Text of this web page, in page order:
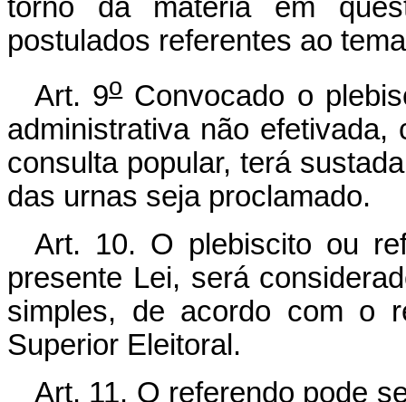
torno da matéria em
postulados referentes ao
Art. 9oConvocado o
administrativa não
consulta popular, terá
das urnas seja proclamado.
Art. 10. O plebiscito ou
presente Lei, será
simples, de acordo com o
Superior Eleitoral.
Art. 11. O referendo pode